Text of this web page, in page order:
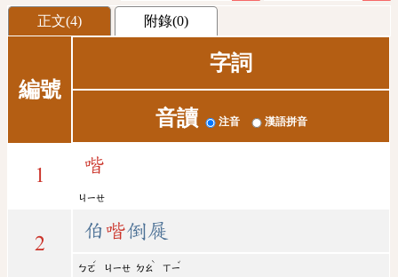
正文(4) 附錄(0)
編號
字詞
音讀 注音 漢語拼音
1 喈
ㄐㄧㄝ
2
伯 喈倒屣
ㄅㄛ
ˊ
ㄐㄧㄝ ㄉㄠ
ˋ
ㄒㄧ
ˇ